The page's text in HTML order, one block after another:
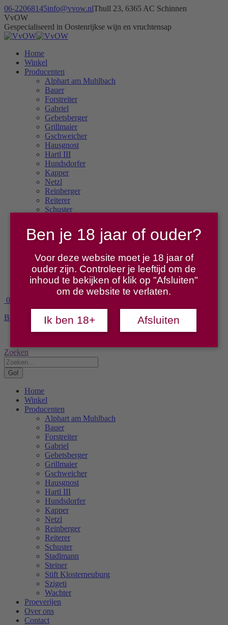
Skip
to
content
06-22068145info@vvow.nlThull 23, 6365 AC Schinnen
Facebook
page
opens
new
window
Instagram
page
opens
new
window
X
page
opens
new
window
VvOW
Gespecialiseerd in Oostenrijkse wijn en vruchtensap
Home
Winkel
Producenten
Alphart am Muhlbach
Bauer
Forstreiter
Gabriel
Gebetsberger
Grillmaier
Gschweicher
Hausgnost
Hartl III
Hundsdorfer
Kapper
Netzl
Reinberger
Reiterer
Schuster
Steiner
Stift Klosterneuburg
Szigeti
Wachter
Proeverijen
Over ons
Contact
0
Bekijk winkelmandAfrekenen
No products in the cart.
Search:
Zoeken
Home
Winkel
Producenten
Alphart am Muhlbach
Bauer
Forstreiter
Gabriel
Gebetsberger
Grillmaier
Gschweicher
Hausgnost
Hartl III
Hundsdorfer
Kapper
Netzl
Reinberger
Reiterer
Schuster
Stadlmann
Steiner
Stift Klosterneuburg
Szigeti
Wachter
Proeverijen
Over ons
Contact
Ben je 18 jaar of ouder?
Voor deze website moet je 18 jaar of
ouder zijn. Controleer je leeftijd om de
inhoud te bekijken of klik op "Afsluiten"
om de website te verlaten.
Ik ben 18+ Afsluiten